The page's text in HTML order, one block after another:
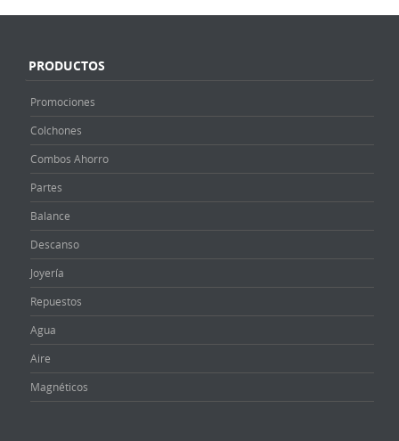
PRODUCTOS
Promociones
Colchones
Combos Ahorro
Partes
Balance
Descanso
Joyería
Repuestos
Agua
Aire
Magnéticos